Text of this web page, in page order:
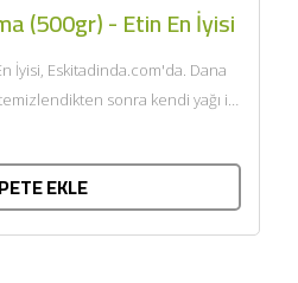
(500gr) - Etin En İyisi
Eskitadinda.com'da. Dana
sonra kendi yağı ile
EKLE